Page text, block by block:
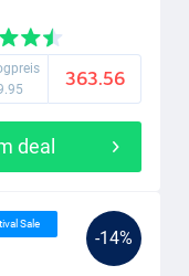
363.56
deal
-14%
Sale